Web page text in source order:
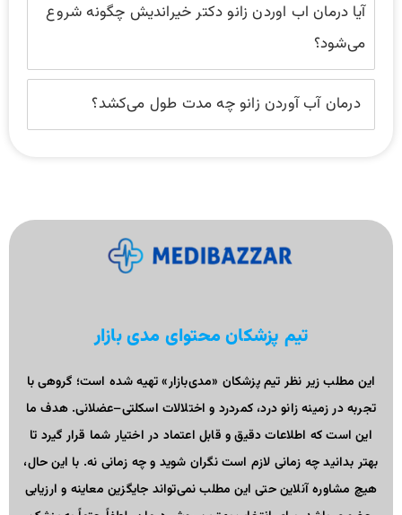
آیا درمان اب اوردن زانو دکتر خیر‌اندیش چگونه شروع
می‌شود؟
درمان آب آوردن زانو چه مدت طول می‌کشد؟
تیم پزشکان محتوای مدی بازار
این مطلب زیر نظر تیم پزشکان «مدی‌بازار» تهیه شده است؛ گروهی با
تجربه در زمینه زانو درد، کمردرد و اختلالات اسکلتی–عضلانی. هدف ما
این است که اطلاعات دقیق و قابل اعتماد در اختیار شما قرار گیرد تا
بهتر بدانید چه زمانی لازم است نگران شوید و چه زمانی نه. با این حال،
هیچ مشاوره آنلاین حتی این مطلب نمی‌تواند جایگزین معاینه و ارزیابی